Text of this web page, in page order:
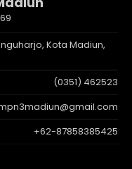
Kota Madiun,
(0351) 462523
+62-87858385425